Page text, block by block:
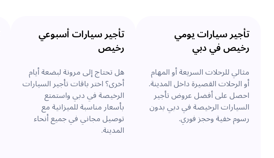
تأجير سيارات يومي
رخيص في دبي
مثالي للرحلات السريعة أو المهام
أو الرحلات القصيرة داخل المدينة.
احصل على أفضل عروض تأجير
السيارات الرخيصة في دبي بدون
رسوم خفية وحجز فوري.
تأجير سيارات أسبوعي
رخيص
هل تحتاج إلى مرونة لبضعة أيام
أخرى؟ اختر باقات تأجير السيارات
الرخيصة في دبي واستمتع
بأسعار مناسبة للميزانية مع
توصيل مجاني في جميع أنحاء
المدينة.